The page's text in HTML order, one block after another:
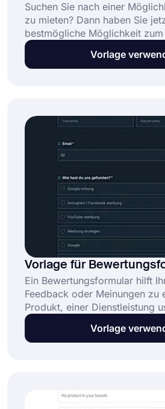
Suchen Sie nach einer
zu mieten? Dann haben Sie
bestmögliche Möglichkeit
Online-Bewerbungen
haben Sie eine kostenlose
mühelos mehr Kunden.
Vorlage
Vorlage für
Ein Bewertungsformular hilft
Feedback oder Meinungen zu
Produkt, einer Dienstleistung
Diese kostenlose und
Vorlage für
Vorlage